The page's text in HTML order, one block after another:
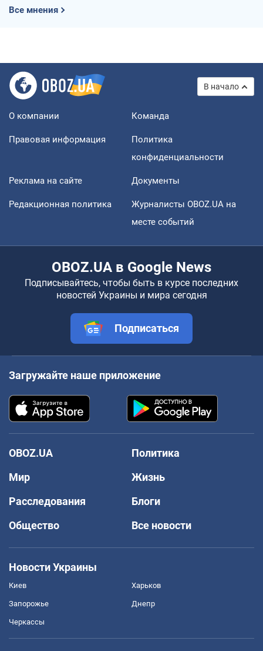
Все мнения
В начало
О компании Команда
Правовая информация
Политика
конфиденциальности
Реклама на сайте Документы
Редакционная политика
Журналисты OBOZ.UA на
месте событий
OBOZ.UA в Google News
Подписывайтесь, чтобы быть в курсе последних
новостей Украины и мира сегодня
Подписаться
Загружайте наше приложение
OBOZ.UA
Политика
Мир
Жизнь
Расследования
Блоги
Общество
Все новости
Новости Украины
Киев Харьков
Запорожье Днепр
Черкассы